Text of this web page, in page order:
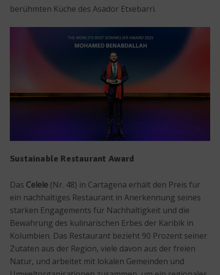
berühmten Küche des Asador Etxebarri.
Sustainable Restaurant Award
Das Celele (Nr. 48) in Cartagena erhält den Preis für
ein nachhaltiges Restaurant in Anerkennung seines
starken Engagements für Nachhaltigkeit und die
Bewahrung des kulinarischen Erbes der Karibik in
Kolumbien. Das Restaurant bezieht 90 Prozent seiner
Zutaten aus der Region, viele davon aus der freien
Natur, und arbeitet mit lokalen Gemeinden und